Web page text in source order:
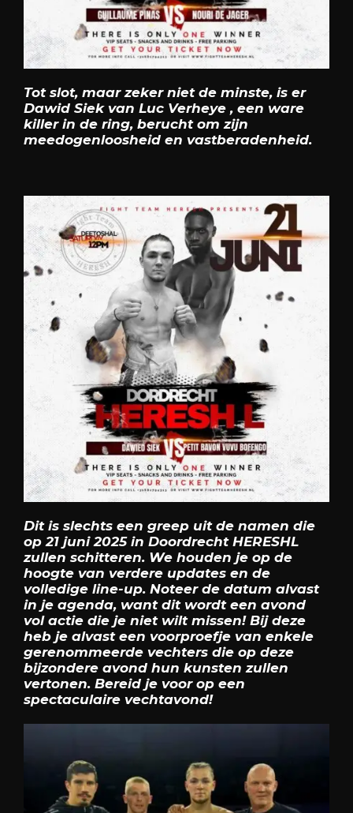
Tot slot, maar zeker niet de minste, is er
Dawid Siek van Luc Verheye , een ware
killer in de ring, berucht om zijn
meedogenloosheid en vastberadenheid.
Dit is slechts een greep uit de namen die
op 21 juni 2025 in Doordrecht HERESHL
zullen schitteren. We houden je op de
hoogte van verdere updates en de
volledige line-up. Noteer de datum alvast
in je agenda, want dit wordt een avond
vol actie die je niet wilt missen! Bij deze
heb je alvast een voorproefje van enkele
gerenommeerde vechters die op deze
bijzondere avond hun kunsten zullen
vertonen. Bereid je voor op een
spectaculaire vechtavond!